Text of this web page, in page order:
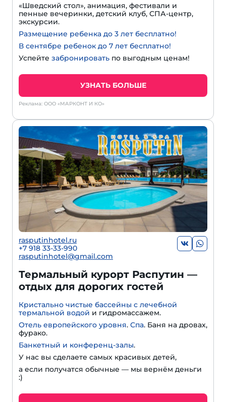
«Шведский стол», анимация, фестивали и
пенные вечеринки, детский клуб, СПА-центр,
экскурсии.
Размещение ребенка до 3 лет бесплатно!
В сентябре ребенок до 7 лет бесплатно!
Успейте забронировать по выгодным ценам!
УЗНАТЬ БОЛЬШЕ
Реклама: ООО «МАРКОНТ И КО»
rasputinhotel.ru
+7 918 33-33-990
rasputinhotel@gmail.com
Термальный курорт Распутин —
отдых для дорогих гостей
Кристально чистые бассейны с лечебной
термальной водой и гидромассажем.
Отель европейского уровня. Спа. Баня на дровах,
фурако.
Банкетный и конференц-залы.
У нас вы сделаете самых красивых детей,
а если получатся обычные — мы вернём деньги
:)